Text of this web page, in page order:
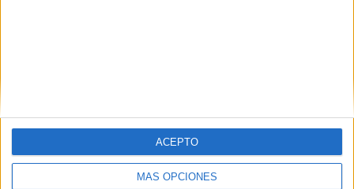
MÁS OPCIONES
ACEPTO
SUSCRIBIR
Únete a otros 371K suscriptores